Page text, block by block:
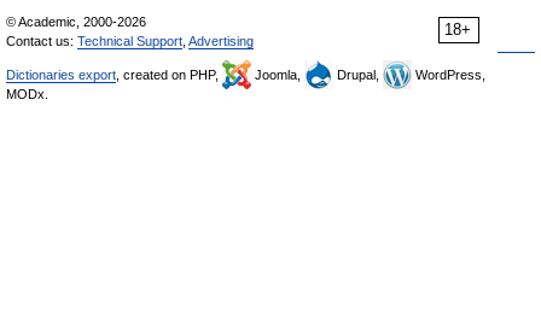
18+
© Academic, 2000-2026
Contact us: Technical Support Advertising
Dictionaries export , created on PHP, Joomla, Drupal,
WordPress,
MODx.